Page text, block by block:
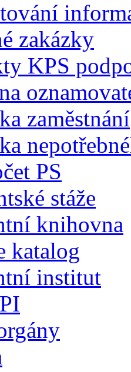
zakázky
KPS
zaměstnání
PS
stáže
knihovna
katalog
institut